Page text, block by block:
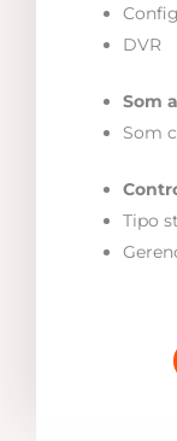
DVR
Som
Som
Tipo